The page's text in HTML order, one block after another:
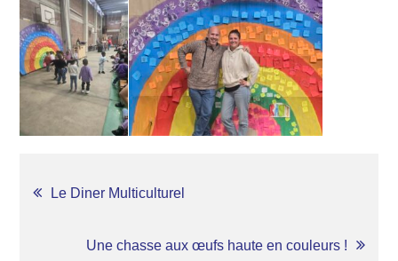
NAVIGATION
Le Diner Multiculturel
Une chasse aux œufs haute en couleurs !